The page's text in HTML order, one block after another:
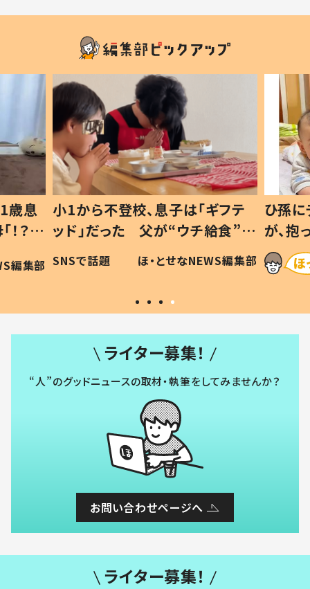
歳息
？」
編集部
小1から不登校、息子は「ギフテ
ッド」だった 父が“ウチ給食”を
作り続ける理由とは #令和の親
#令和の子
SNSで話題 ほ・とせなNEWS編集部
ひ孫
が、
「涙が
い」
ライター募集！
“人”のグッドニュースの取材・執筆をしてみませんか？
お問い合わせページへ
ライター募集！